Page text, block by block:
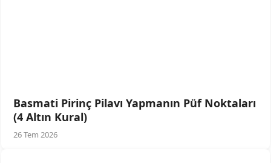
Basmati Pirinç Pilavı Yapmanın Püf Noktaları
(4 Altın Kural)
26 Tem 2026